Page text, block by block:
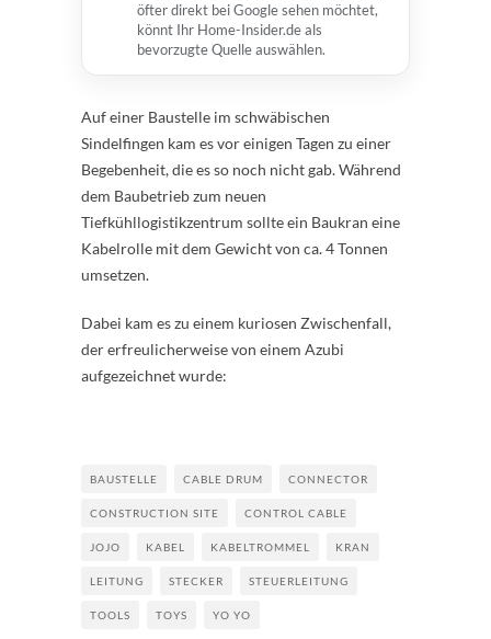
öfter direkt bei Google sehen möchtet,
könnt Ihr Home-Insider.de als
bevorzugte Quelle auswählen.
Auf einer Baustelle im schwäbischen
Sindelfingen kam es vor einigen Tagen zu einer
Begebenheit, die es so noch nicht gab. Während
dem Baubetrieb zum neuen
Tiefkühllogistikzentrum sollte ein Baukran eine
Kabelrolle mit dem Gewicht von ca. 4 Tonnen
umsetzen.
Dabei kam es zu einem kuriosen Zwischenfall,
der erfreulicherweise von einem Azubi
aufgezeichnet wurde:
BAUSTELLE CABLE DRUM CONNECTOR
CONSTRUCTION SITE CONTROL CABLE
JOJO KABEL KABELTROMMEL KRAN
LEITUNG STECKER STEUERLEITUNG
TOOLS TOYS YO YO